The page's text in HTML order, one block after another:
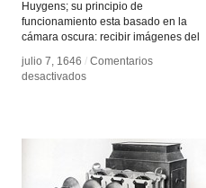
Huygens; su principio de
funcionamiento esta basado en la
cámara oscura: recibir imágenes del
julio 7, 1646 / Comentarios
desactivadosen
julio 7, 1646 / Comentarios
desactivadosen